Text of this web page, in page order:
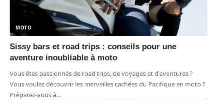
MOTO
Sissy bars et road trips : conseils pour une
aventure inoubliable à moto
Vous êtes passionnés de road trips, de voyages et d'aventures ?
Vous voulez découvrir les merveilles cachées du Pacifique en moto ?
Préparez-vous à…